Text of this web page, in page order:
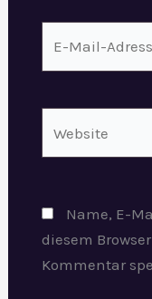
Name, E-
diesem
Kommentar